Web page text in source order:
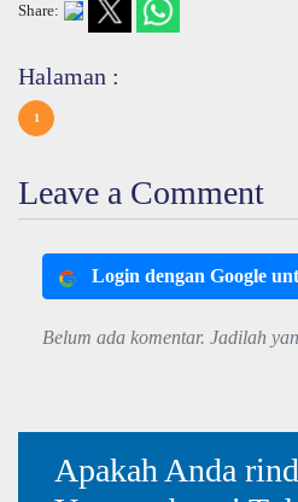
Share:
Halaman :
1
Leave a Comment
Login dengan Google
Belum ada komentar. Jadilah
Apakah Anda